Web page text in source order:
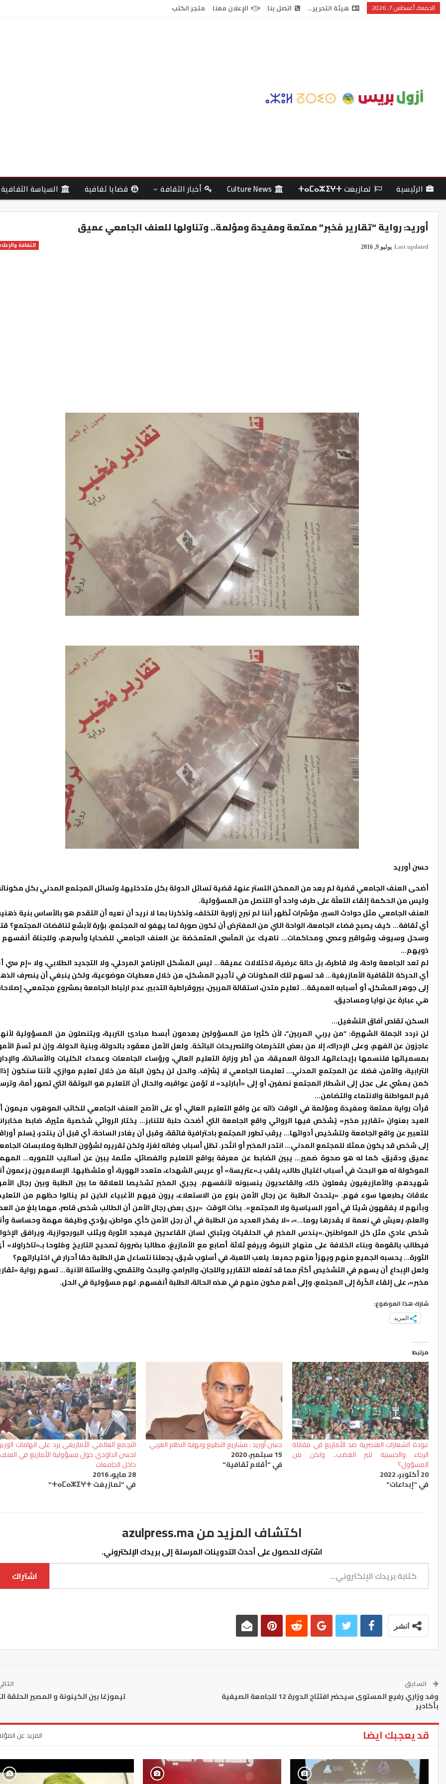
الجمعة, أغسطس 7, 2026 هيئة التحرير… اتصل بنا الإعلان معنا متجر الكتب
الرئيسية تمازيغت ⵜⴰⵎⴰⵣⵉⵖⵜ Culture News أخبار الثقافة قضايا ثقافية السياسة الثقافية
أوريد: رواية “تقارير مُخبر” ممتعة ومفيدة ومؤلمة.. وتناولها للعنف الجامعي عميق
الثقافة Last updated يوليو 9, 2016
حسن أوريد
أضحى العنف الجامعي قضية لم يعد من الممكن التستر عنها، قضية تسائل الدولة بكل متدخليها، وتسائل المجتمع المدني بكل
وليس من الحكمة إلقاء التعلّة على طرف واحد أو التنصل من المسؤولية.
العنف الجامعي مثل حوادث السير، مؤشرات تُظهر أننا لم نبرح زاوية التخلف، وتذكرنا بما لا نريد أن نعيه أن التقدم هو بالأساس بنية
أي ثقافة… كيف يصبح فضاء الجامعة، الواحة التي من المفترض أن تكون صورة لما يهفو له المجتمع، بؤرة لأبشع تناقضات المجتمع؟
وسحل وسيوف وشواقير وعصي ومحاكمات… ناهيك عن المآسي المتمخضة عن العنف الجامعي للضحايا وأسرهم، وللجناة
ذويهم…
لم تعد الجامعة واحة، ولا قاطرة، بل حالة عرضية، لاختلالات عميقة… ليس المشكل البرنامج المرحلي، ولا التجديد الطلابي، ولا «إم سي
أي الحركة الثقافية الأمازيغية… قد تسهم تلك المكونات في تأجيج المشكل، من خلال معطيات موضوعية، ولكن ينبغي أن ينصرف
إلى جوهر المشكل، أو أسبابه العميقة… تعليم متدن، استقالة المربين، بيروقراطية التدبير، عدم ارتباط الجامعة بمشروع مجتمعي،
هي عبارة عن نوايا ومساحيق،
السكن، تقلص آفاق التشغيل…
لن نردد الجملة الشهيرة: ”من يربي المربين”، لأن كثيرا من المسؤولين يعدمون أبسط مبادئ التربية، ويتنصلون من المسؤولية
عاجزون عن الفهم، وعلى الإدراك، إلا من بعض التخرصات والتصريحات البائخة. ولعل الأمل معقود بالدولة، وبنية الدولة، وإن لم نُسمّ
بمسمياتها فلنسمها بإيحاءاتها، الدولة العميقة، من أطر وزارة التعليم العالي، ورؤساء الجامعات وعمداء الكليات والأساتذة،
الترابية، والأمن، فضلا عن المجتمع المدني… تعليمنا الجامعي لا يُشرّف. والحل لن يكون البتة من خلال تعليم موازي، لأننا سنكون
كمن يمشي على عجل إلى انشطار المجتمع نصفين، أو إلى «أبارتيد» لا تؤمن عواقبه، والحال أن التعليم هو البوتقة التي تصهر أمة،
قيم المواطنة والانتماء والتضامن…
قرأت رواية ممتعة ومفيدة ومؤلمة في الوقت ذاته عن واقع التعليم العالي، أو على الأصح العنف الجامعي للكاتب الموهوب ميمون
العيد بعنوان «تقارير مخبر» يُشخص فيها الروائي واقع الجامعة التي أضحت حلبة للتنابز… يختار الروائي شخصية مثيرة، ضابط
للتعبير عن واقع الجامعة ولتشخيص أدوائها… يرقب تطور المجتمع باحترافية فائقة، وقبل أن يغادر الساحة، أي قبل أن ينتحر، يُسلم
إلى شخص قد يكون ممثلا للمجتمع المدني… انتحر المخبر أو انتُحر. تظل أسباب وفاته لغزا، ولكن تقريره لشؤون الطلبة وملابسات
عميق ودقيق، كما له هو صحوة ضمير… يبين الضابط عن معرفة بواقع التعليم والفصائل، مثلما، يبين عن أساليب التمويه…
الموكولة له هو البحث في أسباب اغتيال طالب، يلقب بـ«عتريسة» أو عريس الشهداء، متعدد الهوية، أو متشظيها. الإسلاميون يزعمون
شهيدهم، والأمازيغيون يفعلون ذلك، والقاعديون ينسبونه لأنفسهم. يجري المخبر تشخيصا للعلاقة ما بين الطلبة وبين رجال
علاقات يطبعها سوء فهم. «يتحدث الطلبة عن رجال الأمن بنوع من الاستعلاء، يرون فيهم الأغبياء الذين لم ينالوا حظهم من
وبأنهم لا يفقهون شيئا في أمور السياسية ولا المجتمع». بذات الوقت «يرى بعض رجال الأمن أن الطالب شخص قاصر، مهما بلغ من
والعلم، يعيش في نعمة لا يقدرها يوما…»، «لا يفكر العديد من الطلبة في أن رجل الأمن كأي مواطن، يؤدي وظيفة مهمة وحساسة
شخص عادي مثل كل المواطنين.»يندس المخبر في الحلقيات ويتبني لسان القاعديين فيمجد الثورة ويثلب البورجوازية، ويرافق
فيطالب بالقومة وبناء الخلافة على منهاج النبوة، ويرفع ثلاثة أصابع مع الأمازيغ، مطالبا بضرورة تصحيح التاريخ ومُلوحا بـ«تاكراولا»
الثورة… يحسبه الجميع منهم ويهزأ منهم جميعا. يلعب اللعبة، في أسلوب شيق، يجعلنا نتساءل هل الطلبة حقا أحرار في اختياراتهم؟
ولعل الإبداع أن يسهم في التشخيص أكثر مما قد تفعله التقارير واللجان، والبرامج، والبحث والتقصي، والأسئلة الآنية… تسهم رواية
مخبر»، على إلقاء الكُرة إلى المجتمع، وإلى أهم مكون منهم في هذه الحالة، الطلبة أنفسهم. لهم مسؤولية في الحل.
شارك هذا الموضوع:
المزيد
مرتبط
عودة الشعارات العنصرية ضد الأمازيغ في مقابلة
الرجاء والحسنية تثير الغضب.. ولكن من
المسؤول؟
20 أكتوبر، 2022
في "إبداعات"
حسن أوريد : مشاريع التطبيع ونهاية النظام العربي
15 سبتمبر، 2020
في "أقلام ثقافية"
التجمع العالمي الأمازيغي يرد على اتهامات الوزير
لحسن الداودي حول مسؤولية الأمازيغ في العنف
داخل الجامعات
28 مايو، 2016
في "تمازيغت ⵜⴰⵎⴰⵣⵉⵖⵜ"
اكتشاف المزيد من azulpress.ma
اشترك للحصول على أحدث التدوينات المرسلة إلى بريدك الإلكتروني.
كتابة بريدك الإلكتروني...
اشتراك
انشر
السابق
وفد وزاري رفيع المستوى سيحضر افتتاح الدورة 12 للجامعة الصيفية
بأكادير
تيموزغا بين الكينونة و المصير الحلقة
قد يعجبك ايضا المزيد عن